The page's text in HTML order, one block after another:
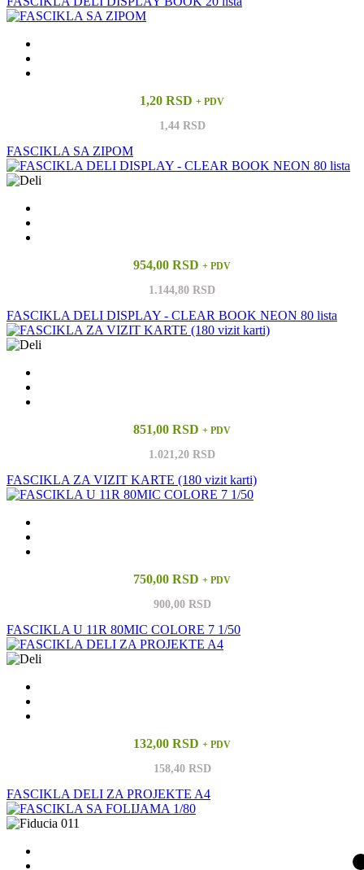
1,20 RSD + PDV
1,44 RSD
FASCIKLA SA ZIPOM
954,00 RSD + PDV
1.144,80 RSD
FASCIKLA DELI DISPLAY - CLEAR BOOK NEON 80 lista
851,00 RSD + PDV
1.021,20 RSD
FASCIKLA ZA VIZIT KARTE (180 vizit karti)
750,00 RSD + PDV
900,00 RSD
FASCIKLA U 11R 80MIC COLORE 7 1/50
132,00 RSD + PDV
158,40 RSD
FASCIKLA DELI ZA PROJEKTE A4